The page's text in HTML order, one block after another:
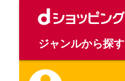
ジャンルから探す